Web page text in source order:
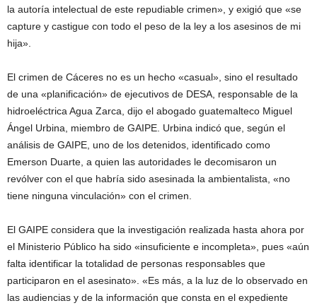
la autoría intelectual de este repudiable crimen», y exigió que «se
capture y castigue con todo el peso de la ley a los asesinos de mi
hija».
El crimen de Cáceres no es un hecho «casual», sino el resultado
de una «planificación» de ejecutivos de DESA, responsable de la
hidroeléctrica Agua Zarca, dijo el abogado guatemalteco Miguel
Ángel Urbina, miembro de GAIPE. Urbina indicó que, según el
análisis de GAIPE, uno de los detenidos, identificado como
Emerson Duarte, a quien las autoridades le decomisaron un
revólver con el que habría sido asesinada la ambientalista, «no
tiene ninguna vinculación» con el crimen.
El GAIPE considera que la investigación realizada hasta ahora por
el Ministerio Público ha sido «insuficiente e incompleta», pues «aún
falta identificar la totalidad de personas responsables que
participaron en el asesinato». «Es más, a la luz de lo observado en
las audiencias y de la información que consta en el expediente